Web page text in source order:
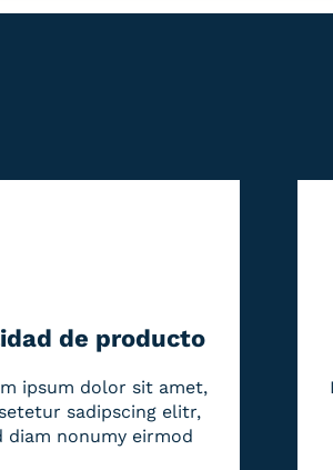
de producto
ipsum dolor sit amet,
sadipscing elitr,
diam nonumy eirmod